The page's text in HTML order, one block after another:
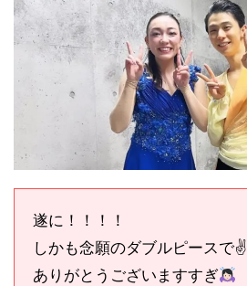
遂に！！！！
しかも念願のダブルピースで✌
ありがとうございますすぎ